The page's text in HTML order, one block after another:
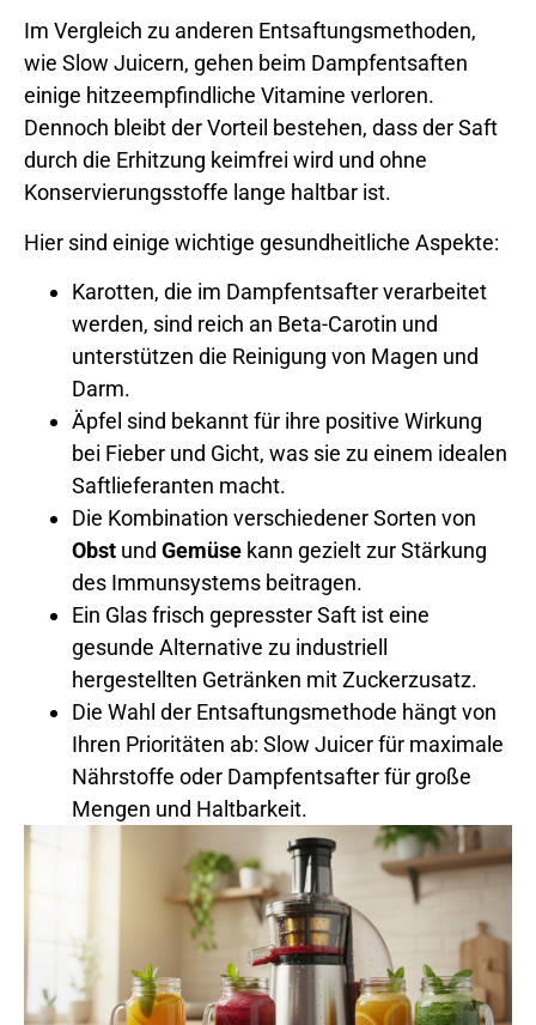
Im Vergleich zu anderen Entsaftungsmethoden,
wie Slow Juicern, gehen beim Dampfentsaften
einige hitzeempfindliche Vitamine verloren.
Dennoch bleibt der Vorteil bestehen, dass der Saft
durch die Erhitzung keimfrei wird und ohne
Konservierungsstoffe lange haltbar ist.
Hier sind einige wichtige gesundheitliche Aspekte:
Karotten, die im Dampfentsafter verarbeitet
werden, sind reich an Beta-Carotin und
unterstützen die Reinigung von Magen und
Darm.
Äpfel sind bekannt für ihre positive Wirkung
bei Fieber und Gicht, was sie zu einem idealen
Saftlieferanten macht.
Die Kombination verschiedener Sorten von
Obst und Gemüse kann gezielt zur Stärkung
des Immunsystems beitragen.
Ein Glas frisch gepresster Saft ist eine
gesunde Alternative zu industriell
hergestellten Getränken mit Zuckerzusatz.
Die Wahl der Entsaftungsmethode hängt von
Ihren Prioritäten ab: Slow Juicer für maximale
Nährstoffe oder Dampfentsafter für große
Mengen und Haltbarkeit.